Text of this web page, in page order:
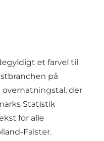
et farvel til
på
overnatningstal, der
Statistik
for alle
Falster.